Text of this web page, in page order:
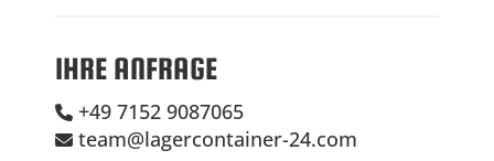
IHRE ANFRAGE
+49 7152 9087065
team@lagercontainer-24.com